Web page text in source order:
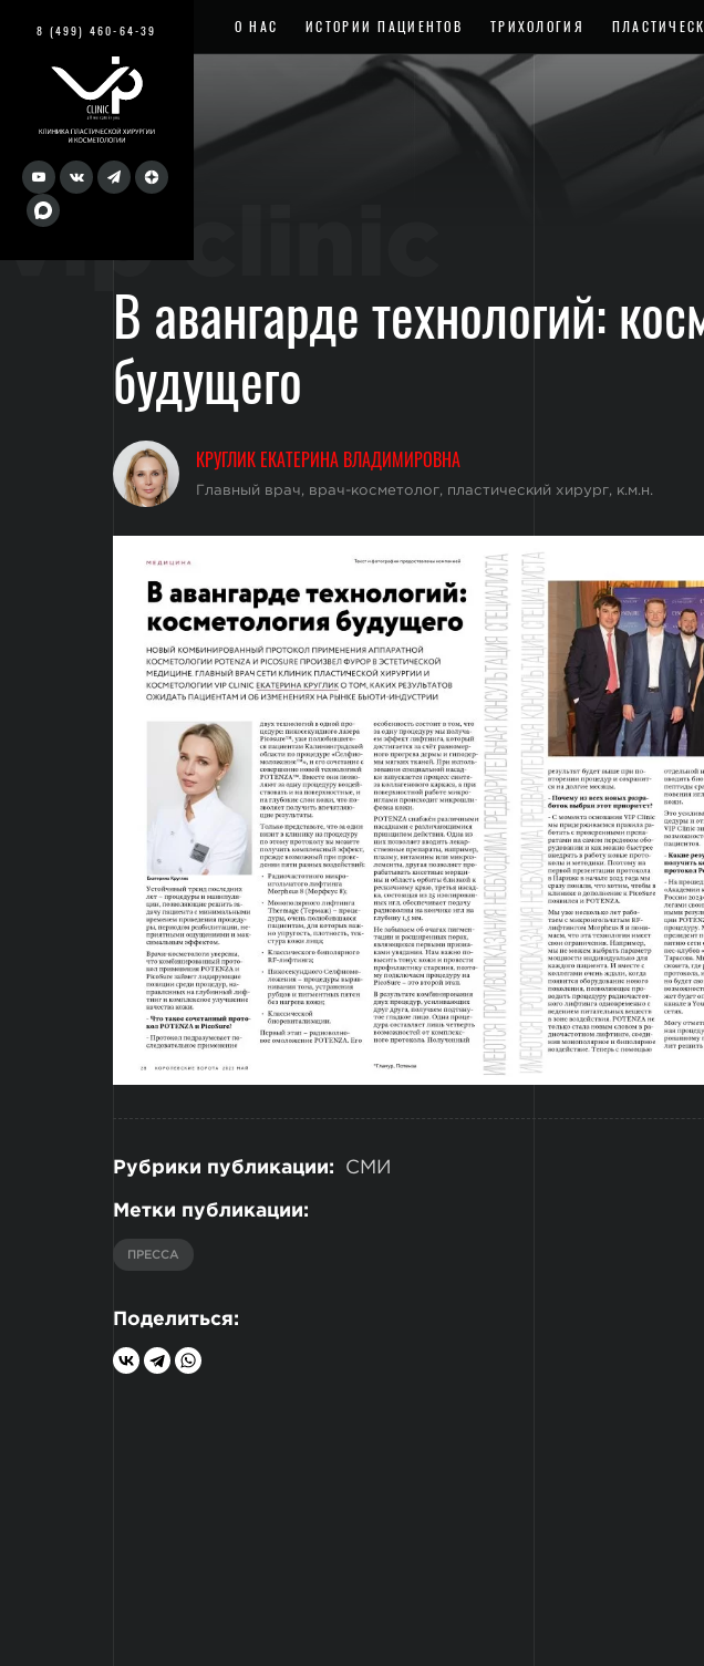
8 (499) 460-64-39
vip clinic
О НАС ИСТОРИИ ПАЦИЕНТОВ ТРИХОЛОГИЯ
В авангарде технологий:
будущего
КРУГЛИК ЕКАТЕРИНА ВЛАДИМИРОВНА
Главный врач, врач-косметолог, пластический хирург, к.м.н.
Рубрики публикации: СМИ
Метки публикации:
ПРЕССА
Поделиться: